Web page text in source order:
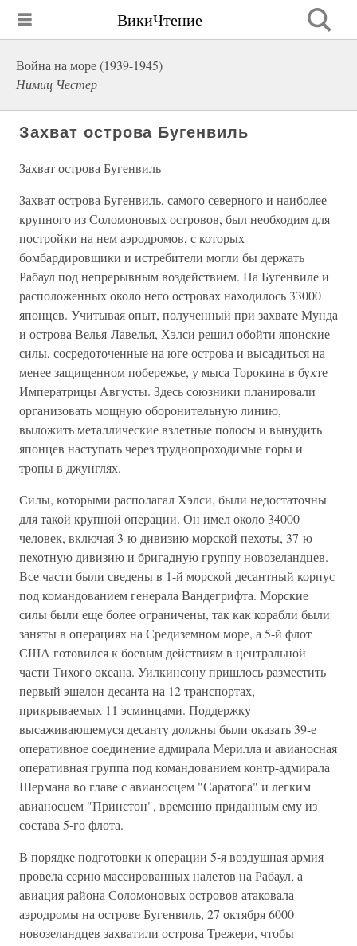
ВикиЧтение
Война на море (1939-1945)
Нимиц Честер
Захват острова Бугенвиль
Захват острова Бугенвиль
Захват острова Бугенвиль, самого северного и наиболее
крупного из Соломоновых островов, был необходим для
постройки на нем аэродромов, с которых
бомбардировщики и истребители могли бы держать
Рабаул под непрерывным воздействием. На Бугенвиле и
расположенных около него островах находилось 33000
японцев. Учитывая опыт, полученный при захвате Мунда
и острова Велья-Лавелья, Хэлси решил обойти японские
силы, сосредоточенные на юге острова и высадиться на
менее защищенном побережье, у мыса Торокина в бухте
Императрицы Августы. Здесь союзники планировали
организовать мощную оборонительную линию,
выложить металлические взлетные полосы и вынудить
японцев наступать через труднопроходимые горы и
тропы в джунглях.
Силы, которыми располагал Хэлси, были недостаточны
для такой крупной операции. Он имел около 34000
человек, включая 3-ю дивизию морской пехоты, 37-ю
пехотную дивизию и бригадную группу новозеландцев.
Все части были сведены в 1-й морской десантный корпус
под командованием генерала Вандегрифта. Морские
силы были еще более ограничены, так как корабли были
заняты в операциях на Средиземном море, а 5-й флот
США готовился к боевым действиям в центральной
части Тихого океана. Уилкинсону пришлось разместить
первый эшелон десанта на 12 транспортах,
прикрываемых 11 эсминцами. Поддержку
высаживающемуся десанту должны были оказать 39-е
оперативное соединение адмирала Мерилла и авианосная
оперативная группа под командованием контр-адмирала
Шермана во главе с авианосцем "Саратога" и легким
авианосцем "Принстон", временно приданным ему из
состава 5-го флота.
В порядке подготовки к операции 5-я воздушная армия
провела серию массированных налетов на Рабаул, а
авиация района Соломоновых островов атаковала
аэродромы на острове Бугенвиль, 27 октября 6000
новозеландцев захватили острова Трежери, чтобы